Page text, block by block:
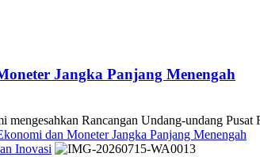
Jangka Panjang Menengah
Rancangan Undang-undang Pusat
dan Moneter Jangka Panjang Menengah
Inovasi